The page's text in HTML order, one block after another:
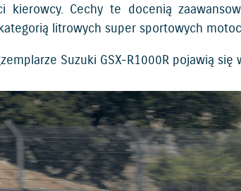
kierowcy. Cechy te docenią
litrowych super sportowych
Suzuki GSX-R1000R pojawią się